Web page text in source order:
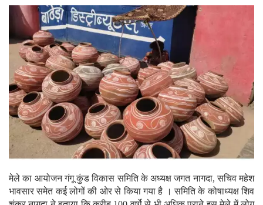
मेले का आयोजन गंगू कुंड विकास समिति के अध्यक्ष जगत नागदा, सचिव महेश
भावसार समेत कई लोगों की ओर से किया गया है । समिति के कोषाध्यक्ष शिव